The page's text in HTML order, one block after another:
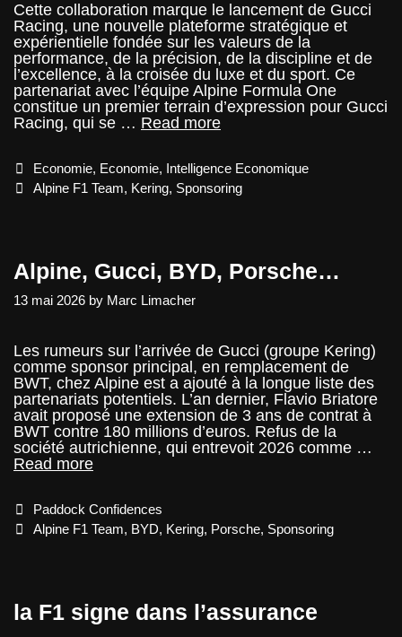
Cette collaboration marque le lancement de Gucci
Racing, une nouvelle plateforme stratégique et
expérientielle fondée sur les valeurs de la
performance, de la précision, de la discipline et de
l’excellence, à la croisée du luxe et du sport. Ce
partenariat avec l’équipe Alpine Formula One
constitue un premier terrain d’expression pour Gucci
Racing, qui se … Read moreGucci
Categories
Economie, Economie, Intelligence Economique
Tags
Alpine F1 Team, Kering, Sponsoring
Alpine, Gucci, BYD, Porsche…
13 mai 2026 by Marc Limacher
Les rumeurs sur l’arrivée de Gucci (groupe Kering)
comme sponsor principal, en remplacement de
BWT, chez Alpine est a ajouté à la longue liste des
partenariats potentiels. L’an dernier, Flavio Briatore
avait proposé une extension de 3 ans de contrat à
BWT contre 180 millions d’euros. Refus de la
société autrichienne, qui entrevoit 2026 comme …
Read moreAlpine,
Porsche…
Categories
Paddock Confidences
Tags
Alpine F1 Team, BYD, Kering, Porsche, Sponsoring
la F1 signe dans l’assurance